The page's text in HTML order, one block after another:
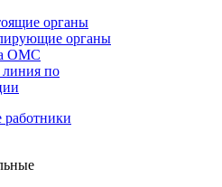
органы
органы
ОМС
линия по